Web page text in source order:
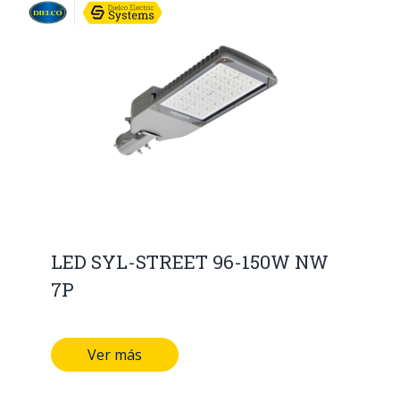
LED SYL-STREET 96-150W NW
7P
Ver más